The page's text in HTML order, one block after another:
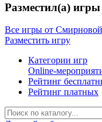
Разместил(а) игры
Все игры от
Разместить игру
Категории игр
Online-
Рейтинг
Рейтинг платных